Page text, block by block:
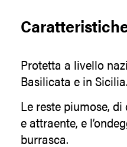
Protetta a livello
Basilicata e in Sicilia.
Le reste piumose,
e attraente, e
burrasca.